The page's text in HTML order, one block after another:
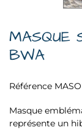
MASQUE
BWA
Référence
Masque
représente un